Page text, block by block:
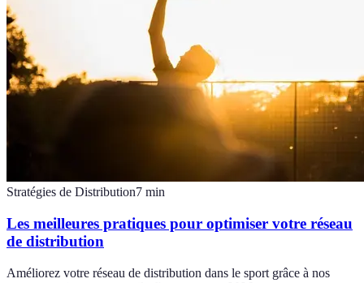
Stratégies de Distribution7 min
Les meilleures pratiques pour optimiser votre réseau
de distribution
Améliorez votre réseau de distribution dans le sport grâce à nos